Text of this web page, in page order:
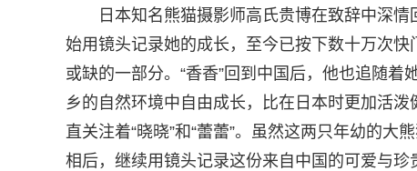
日本知名熊猫摄影师高氏贵博在致辞中深
始用镜头记录她的成长，至今已按下数十万次快
或缺的一部分。“香香”回到中国后，他也追随着
乡的自然环境中自由成长，比在日本时更加活
直关注着“晓晓”和“蕾蕾”。虽然这两只年幼的
相后，继续用镜头记录这份来自中国的可爱与珍